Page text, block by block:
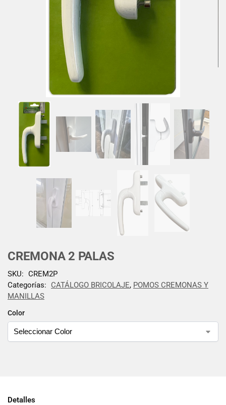
CREMONA 2 PALAS
Color
SKU: CREM2P
Categorías:
CATÁLOGO BRICOLAJE, POMOS CREMONAS Y
MANILLAS
Detalles